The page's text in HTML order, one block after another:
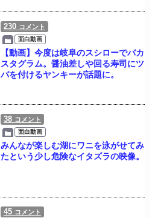
230 コメント
面白動画
【動画】今度は岐阜のスシローでバカ
スタグラム。醤油差しや回る寿司にツ
バを付けるヤンキーが話題に。
38 コメント
面白動画
みんなが楽しむ湖にワニを泳がせてみ
たという少し危険なイタズラの映像。
45 コメント